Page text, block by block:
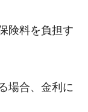
険料を負担す
場合、金利に